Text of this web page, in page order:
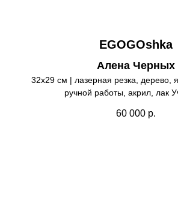
EGOGOshka
Алена Черных
32х29 см | лазерная резка, дерево,
ручной работы, акрил, лак
60 000 р.